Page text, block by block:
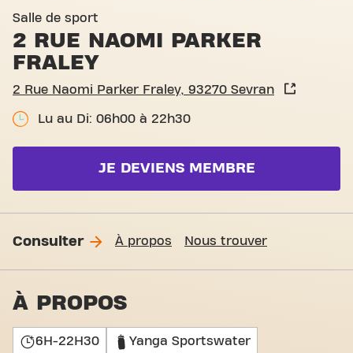
Salle de sport
2 RUE NAOMI PARKER
FRALEY
2 Rue Naomi Parker Fraley, 93270 Sevran
Lu au Di: 06h00 à 22h30
JE DEVIENS MEMBRE
Consulter À propos Nous trouver
À PROPOS
6H-22H30 Yanga Sportswater